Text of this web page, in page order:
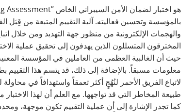
بالمؤسسة وتحسين فعاليته. آلية التقييم المتبعة من قِبَل
والهجمات الإلكترونية من منظور جهة التهديد ومن خلال
المخترقون المتسللون الذين يهدفون إلى تحقيق عملية
حيث أن الغالبية العظمى من العاملين في المؤسسة
معلومات مسبقاً. بالإضافة إلى ذلك، قد يتسم هذا
لاتباع الفريق الأحمر لنُهُجٍ أكثر تعمقاً واستهدافاً في
طبيعة المخاطر التي قد تواجهها. مع العلم أن لهذا
كما تجدر الإشارة إلى أن عملية التقييم تكون موجهة،